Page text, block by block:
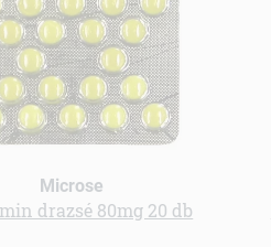
Microse
drazsé 80mg 20 db